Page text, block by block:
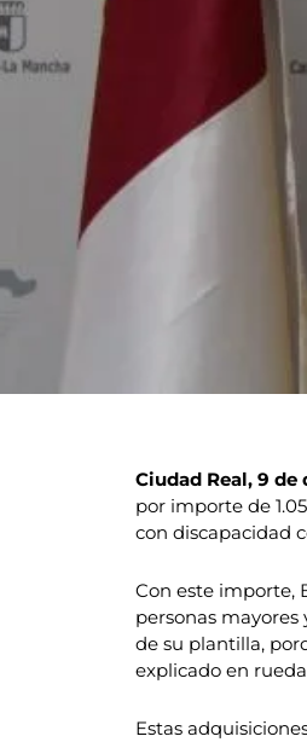
Ciudad Real, 9
por importe de
con discapacidad
Con este importe,
personas
de su plantilla,
explicado en
Estas